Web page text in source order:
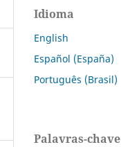
Idioma
English
Español (España)
Português (Brasil)
Palavras-chave